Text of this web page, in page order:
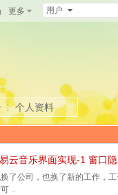
更多 用户
个人资料
云音乐界面实现-1 窗口
了公司，也换了新的工作，
..